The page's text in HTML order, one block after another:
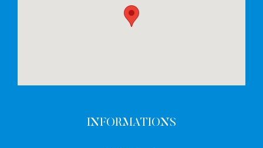
INFORMATIONS